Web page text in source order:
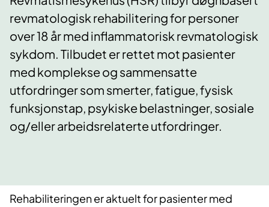
revmatologisk rehabilitering for personer
over 18 år med inflammatorisk revmatologisk
sykdom. Tilbudet er rettet mot pasienter
med komplekse og sammensatte
utfordringer som smerter, fatigue, fysisk
funksjonstap, psykiske belastninger, sosiale
og/eller arbeidsrelaterte utfordringer.
Rehabiliteringen er aktuelt for pasienter med